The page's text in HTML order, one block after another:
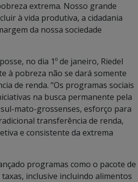
extrema. Nosso grande
à vida produtiva, a cidadania
da nossa sociedade
no dia 1º de janeiro, Riedel
à pobreza não se dará somente
de renda. “Os programas sociais
na busca permanente pela
mato-grossenses, esforço para
transferência de renda,
e consistente da extrema
programas como o pacote de
inclusive incluindo alimentos